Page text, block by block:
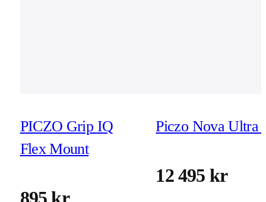
PICZO Grip IQ
Flex Mount
Piczo Nova Ultra
12 495 kr